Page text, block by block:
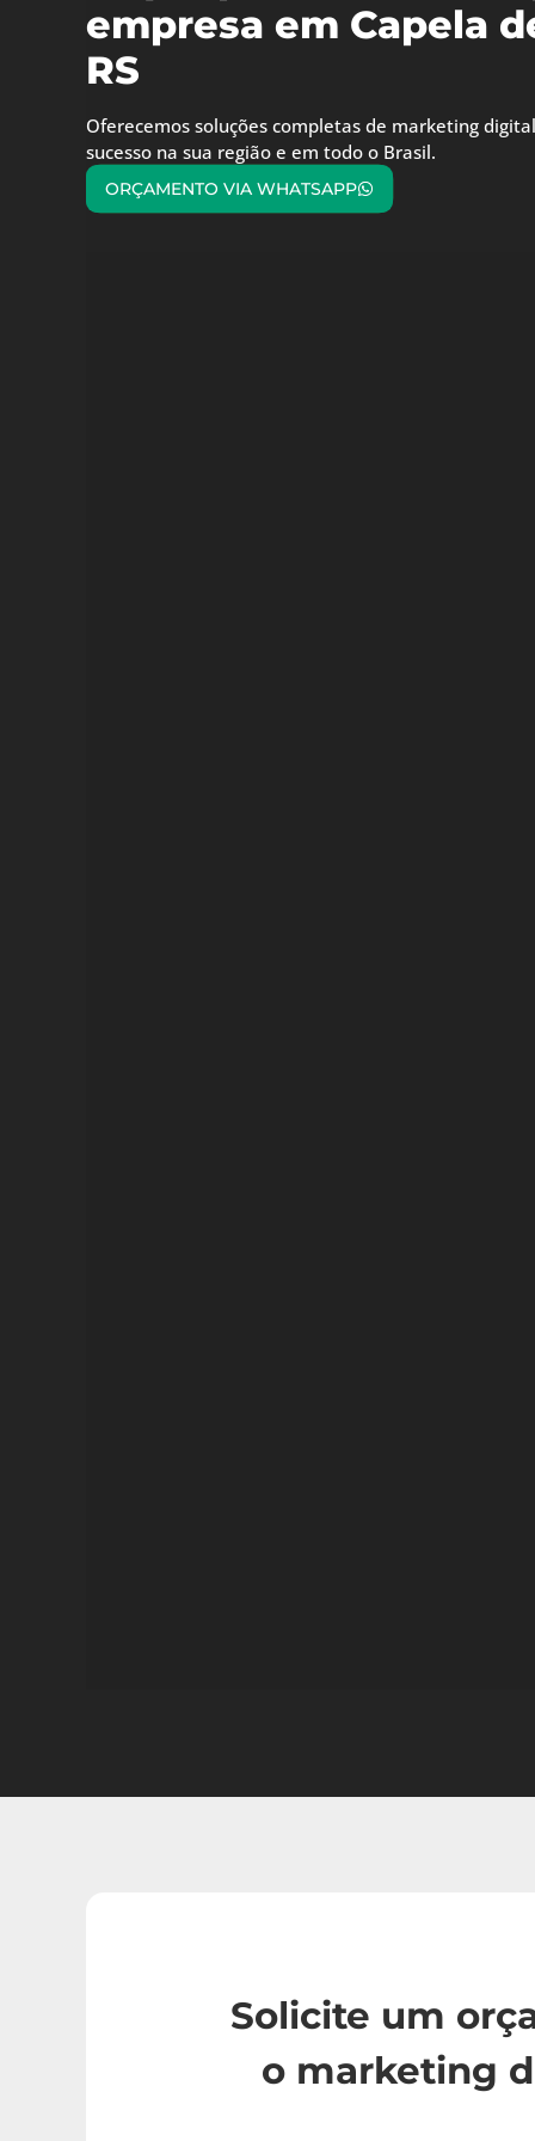
empresa em Capela
RS
Oferecemos soluções completas de marketing
sucesso na sua região e em todo o Brasil.
ORÇAMENTO VIA WHATSAPP
Solicite um
o marketing